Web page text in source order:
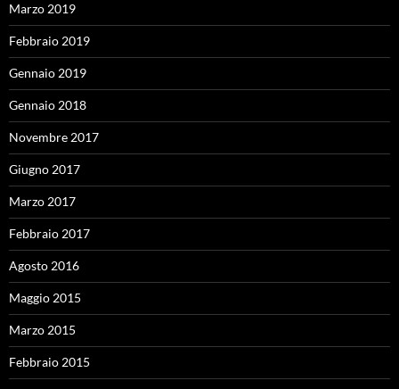
Marzo 2019
Febbraio 2019
Gennaio 2019
Gennaio 2018
Novembre 2017
Giugno 2017
Marzo 2017
Febbraio 2017
Agosto 2016
Maggio 2015
Marzo 2015
Febbraio 2015